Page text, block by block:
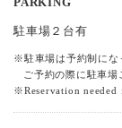
駐車場２台有
※駐車場は予約制にな
ご予約の際に駐車場
※Reservation needed